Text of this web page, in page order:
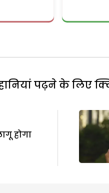
पढ़ने के लिए
होगा